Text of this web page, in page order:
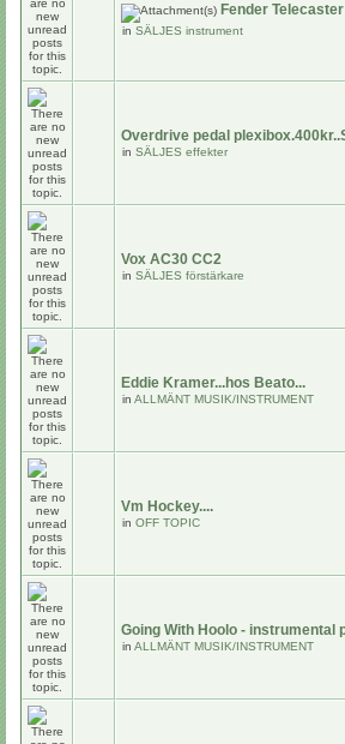
Fender
in SÄLJES instrument
Overdrive pedal
in SÄLJES effekter
Vox AC30 CC2
in SÄLJES förstärkare
Eddie Kramer...hos Beato...
in ALLMÄNT MUSIK/INSTRUMENT
Vm Hockey....
in OFF TOPIC
Going With Hoolo - instrumental
in ALLMÄNT MUSIK/INSTRUMENT